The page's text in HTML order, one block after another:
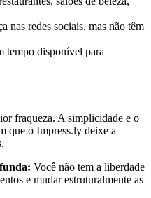
nas redes sociais, mas não têm
tempo disponível para
fraqueza. A simplicidade e o
que o Impress.ly deixe a
Você não tem a liberdade
e mudar estruturalmente as